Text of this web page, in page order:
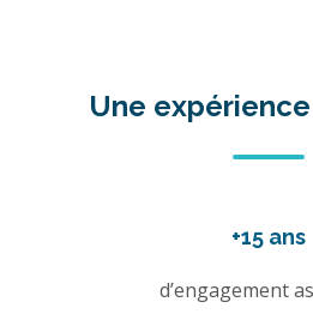
Une
+15 ans
d’engagement